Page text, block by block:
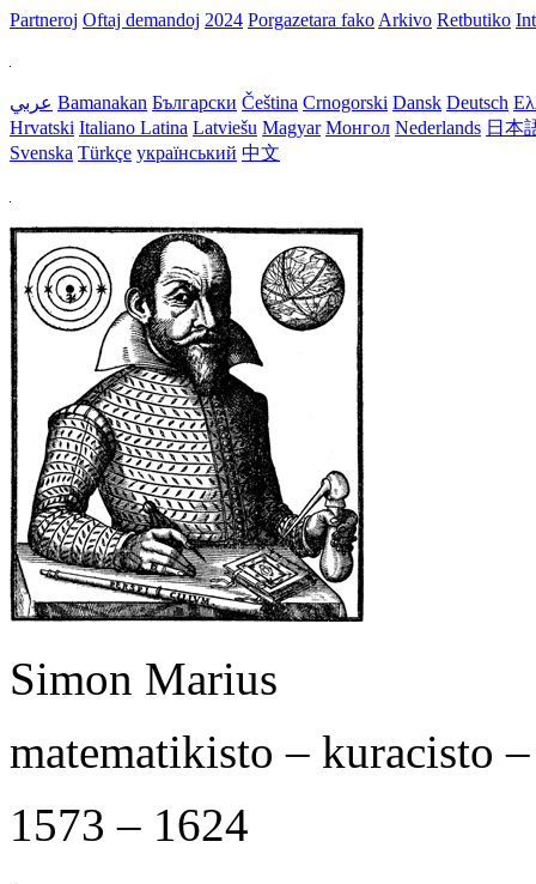
Partneroj Oftaj demandoj 2024 Porgazetara fako Arkivo Retbutiko
عربي Bamanakan Български Čeština Crnogorski Dansk Deutsch
Hrvatski Italiano Latina Latviešu Magyar Монгол Nederlands 日本
Svenska Türkçe український 中文
Simon Marius
matematikisto – kuracisto
1573 – 1624